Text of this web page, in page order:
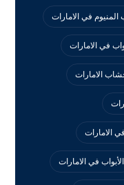
المنيوم في الامارات
في الامارات
الامارات
الامارات
الأبواب في الامارات